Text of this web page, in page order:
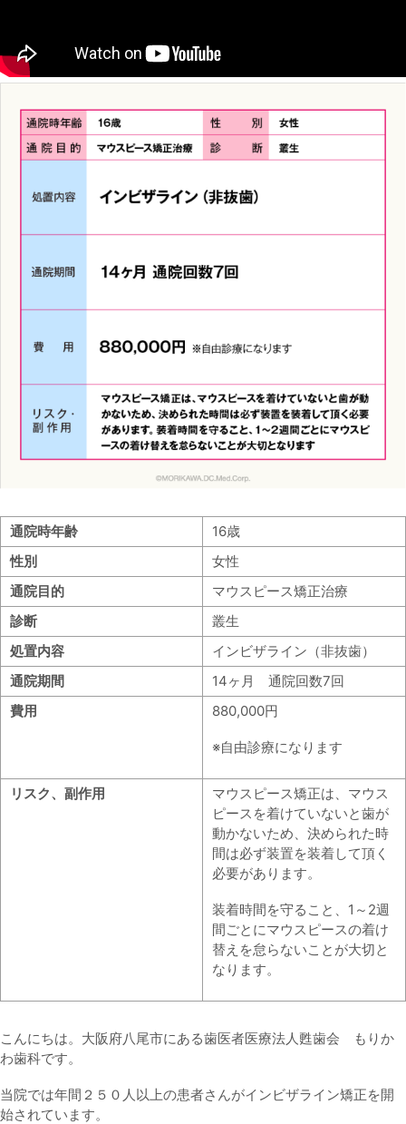
通院時年齢
16歳
性別
女性
通院目的
マウスピース矯正治療
診断
叢生
処置内容
インビザライン（非抜歯）
通院期間
14ヶ月 通院回数7回
費用
880,000円
※自由診療になります
リスク、副作用
マウスピース矯正は、マウス
ピースを着けていないと歯が
動かないため、決められた時
間は必ず装置を装着して頂く
必要があります。
装着時間を守ること、1～2週
間ごとにマウスピースの着け
替えを怠らないことが大切と
なります。
こんにちは。大阪府八尾市にある歯医者医療法人甦歯会 もりか
わ歯科です。
当院では年間２５０人以上の患者さんがインビザライン矯正を開
始されています。